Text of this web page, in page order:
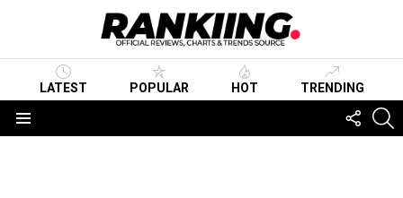
LATEST POPULAR HOT TRENDING
US